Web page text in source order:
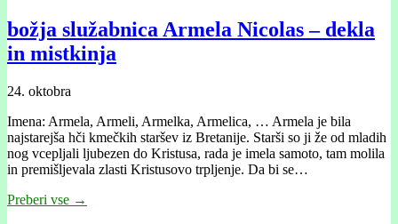
božja služabnica Armela Nicolas – dekla
in mistkinja
24. oktobra
Imena: Armela, Armeli, Armelka, Armelica, … Armela je bila
najstarejša hči kmečkih staršev iz Bretanije. Starši so ji že od mladih
nog vcepljali ljubezen do Kristusa, rada je imela samoto, tam molila
in premišljevala zlasti Kristusovo trpljenje. Da bi se…
Preberi vse →